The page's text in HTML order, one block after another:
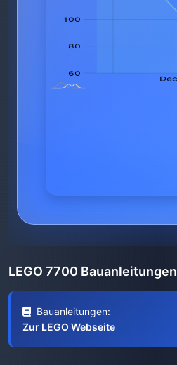
LEGO 7700 Bauanleitungen
Bauanleitungen:
Zur LEGO Webseite